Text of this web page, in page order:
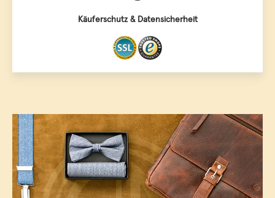
Käuferschutz & Datensicherheit